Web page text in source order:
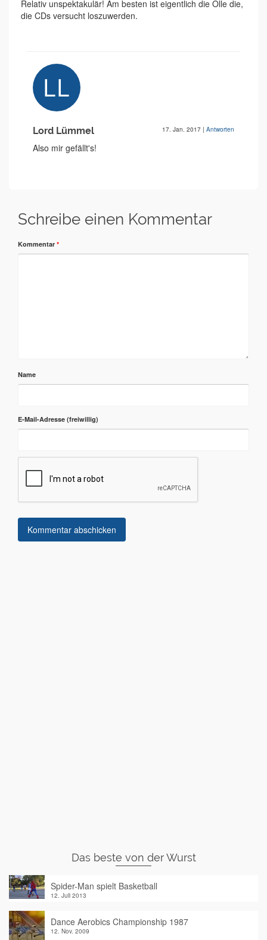
Relativ unspektakulär! Am besten ist eigentlich die Olle die,
die CDs versucht loszuwerden.
Lord Lümmel 17. Jan. 2017 | Antworten
Also mir gefällt's!
Schreibe einen Kommentar
Kommentar *
Name
E-Mail-Adresse
Das beste von der Wurst
Spider-Man spielt Basketball
12. Juli 2013
Dance Aerobics Championship 1987
12. Nov. 2009